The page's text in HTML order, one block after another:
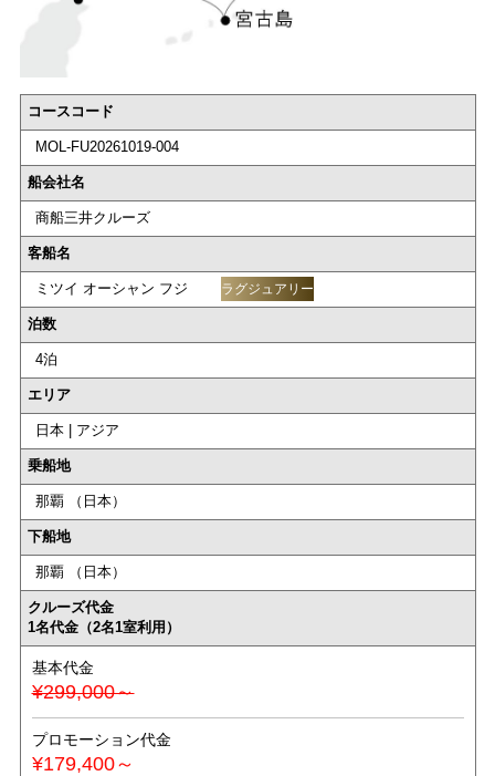
コースコード
MOL-FU20261019-004
船会社名
商船三井クルーズ
客船名
ミツイ オーシャン フジ ラグジュアリー
泊数
4泊
エリア
日本 | アジア
乗船地
那覇 （日本）
下船地
那覇 （日本）
クルーズ代金
1名代金（2名1室利用）
基本代金
¥299,000～
プロモーション代金
¥179,400～